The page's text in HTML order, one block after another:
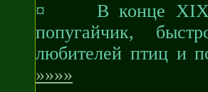
¤ В конце XIX в.
попугайчик,
любителей птиц и
»»»»